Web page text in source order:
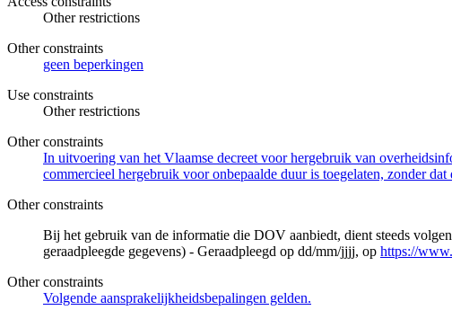
Other restrictions
Other constraints
geen beperkingen
Use constraints
Other restrictions
Other constraints
In uitvoering van het Vlaamse decreet voor hergebruik van
commercieel hergebruik voor onbepaalde duur is toegelaten, zonder
Other constraints
Bij het gebruik van de informatie die DOV aanbiedt, dient steeds
geraadpleegde gegevens) - Geraadpleegd op dd/mm/jjjj, op https://
Other constraints
Volgende aansprakelijkheidsbepalingen gelden.